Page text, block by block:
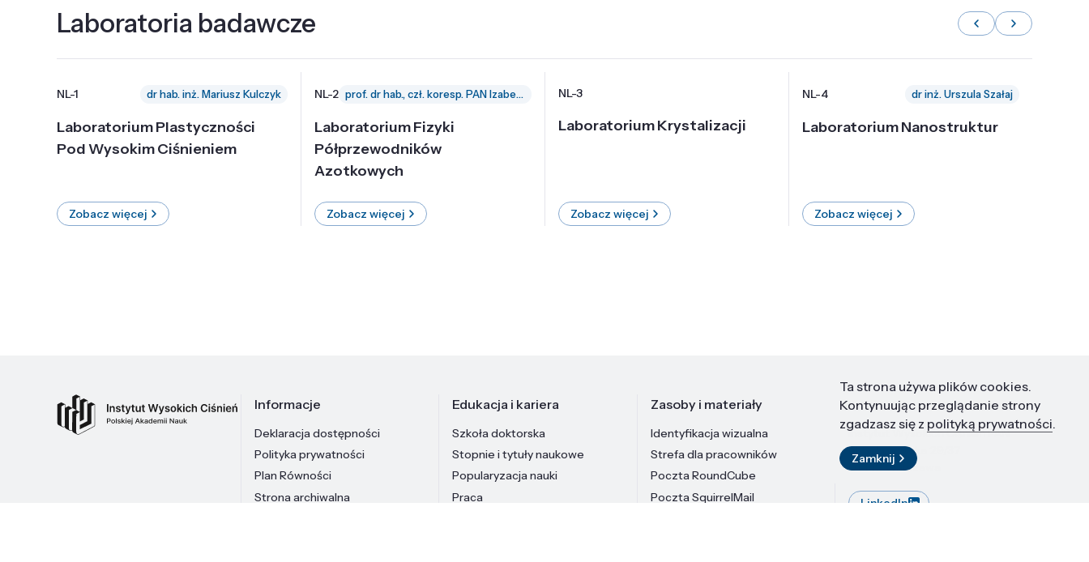
Laboratoria badawcze
NL-1 dr hab. inż. Mariusz Kulczyk
Laboratorium Plastyczności
Pod Wysokim Ciśnieniem
Zobacz więcej
NL-2 prof. dr hab., czł. koresp. PAN Izabella Grzegory
Laboratorium Fizyki
Półprzewodników
Azotkowych
Zobacz więcej
NL-3
Laboratorium Krystalizacji
Zobacz więcej
NL-4 dr inż. Urszula Szałaj
Laboratorium Nanostruktur
Zobacz więcej
Informacje
Deklaracja dostępności
Polityka prywatności
Plan Równości
Strona archiwalna
Edukacja i kariera
Szkoła doktorska
Stopnie i tytuły naukowe
Popularyzacja nauki
Praca
Zasoby i materiały
Identyfikacja wizualna
Strefa dla pracowników
Poczta RoundCube
Poczta SquirrelMail
Kontakt
Instytut Wysokich Ciśnień PAN
ul. Sokołowska 29/37
01-142 Warszawa
LinkedIn
Ta strona używa plików cookies.
Kontynuując przeglądanie strony
zgadzasz się z polityką prywatności.
Zamknij